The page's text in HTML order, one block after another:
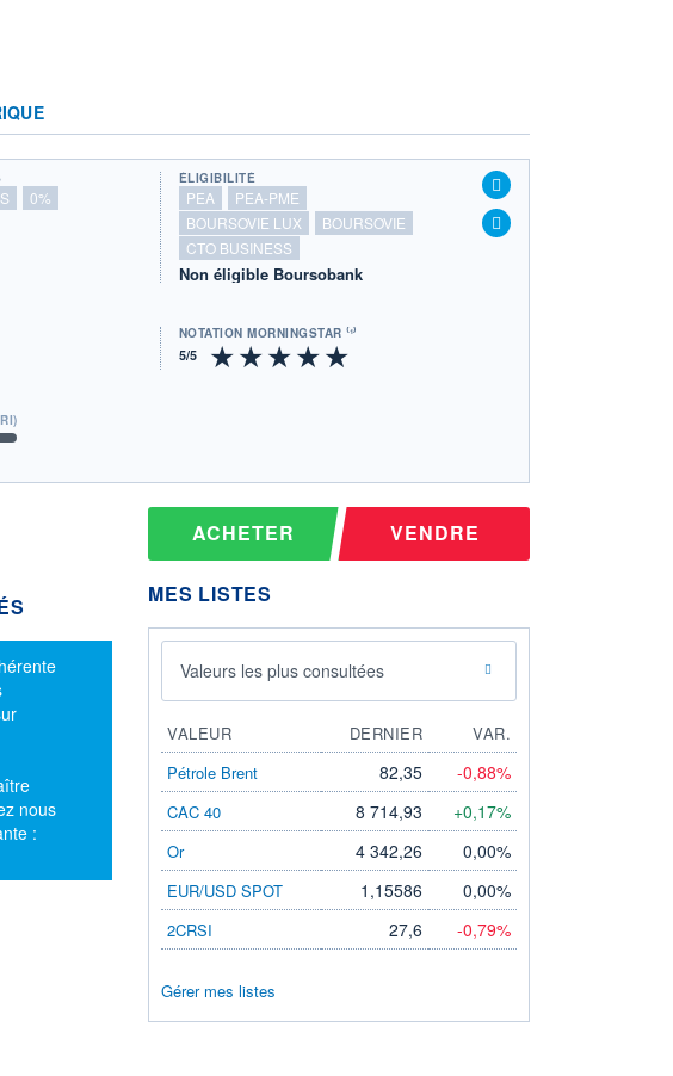
0%
ÉLIGIBILITÉ
PEA
PEA-PME
BOURSOVIE LUX
BOURSOVIE
CTO BUSINESS
Non éligible Boursobank
NOTATION MORNINGSTAR ⁽¹⁾
nous
:
ACHETER VENDRE
MES LISTES
Valeurs les plus consultées
VALEUR DERNIER
VAR.
Pétrole Brent
82,35 -0,88%
CAC 40 8 714,93 +0,17%
Or 4 342,26 0,00%
EUR/USD SPOT 1,15586 0,00%
2CRSI 27,6 -0,79%
Gérer mes listes